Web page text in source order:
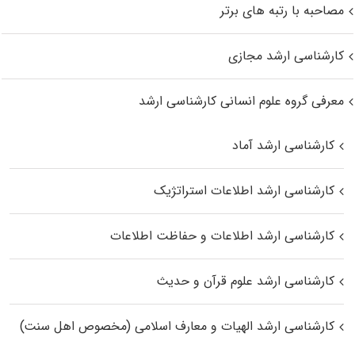
مصاحبه با رتبه های برتر
کارشناسی ارشد مجازی
معرفی گروه علوم انسانی کارشناسی ارشد
کارشناسی ارشد آماد
کارشناسی ارشد اطلاعات استراتژیک
کارشناسی ارشد اطلاعات و حفاظت اطلاعات
کارشناسی ارشد علوم قرآن و حدیث
کارشناسی ارشد الهیات و معارف اسلامی (مخصوص اهل سنت)